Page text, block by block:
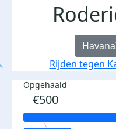
Rijden tegen
Opgehaald
€500